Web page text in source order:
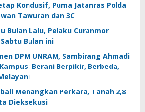
Kondusif, Puma Jatanras Polda
Tawuran dan 3C
Bulan Lalu, Pelaku Curanmor
Bulan ini
DPM UNRAM, Sambirang Ahmadi
Berani Berpikir, Berbeda,
Menangkan Perkara, Tanah 2,8
Dieksekusi